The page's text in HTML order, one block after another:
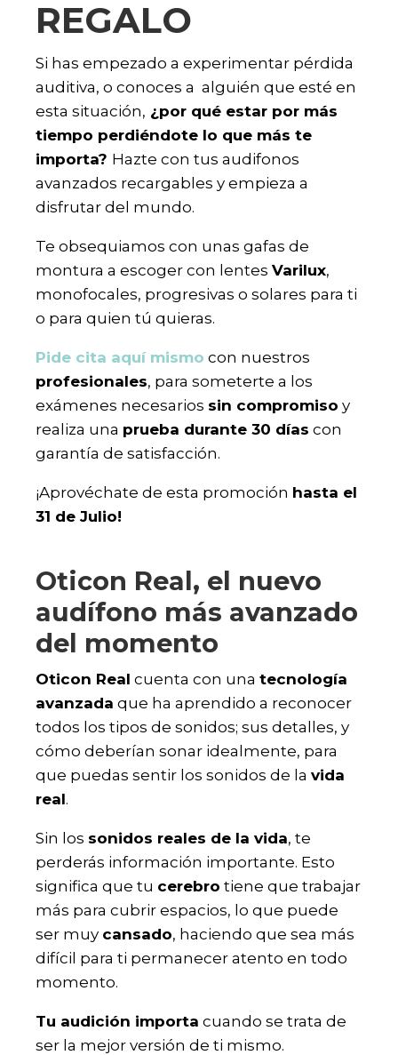
REGALO
Si has empezado a experimentar pérdida
auditiva, o conoces a alguién que esté en
esta situación, ¿por qué estar por más
tiempo perdiéndote lo que más te
importa? Hazte con tus audifonos
avanzados recargables y empieza a
disfrutar del mundo.
Te obsequiamos con unas gafas de
montura a escoger con lentes Varilux,
monofocales, progresivas o solares para ti
o para quien tú quieras.
Pide cita aquí mismo con nuestros
profesionales, para someterte a los
exámenes necesarios sin compromiso y
realiza una prueba durante 30 días con
garantía de satisfacción.
¡Aprovéchate de esta promoción hasta el
31 de Julio!
Oticon Real, el nuevo
audífono más avanzado
del momento
Oticon Real cuenta con una tecnología
avanzada que ha aprendido a reconocer
todos los tipos de sonidos; sus detalles, y
cómo deberían sonar idealmente, para
que puedas sentir los sonidos de la vida
real.
Sin los sonidos reales de la vida, te
perderás información importante. Esto
significa que tu cerebro tiene que trabajar
más para cubrir espacios, lo que puede
ser muy cansado, haciendo que sea más
difícil para ti permanecer atento en todo
momento.
Tu audición importa cuando se trata de
ser la mejor versión de ti mismo.